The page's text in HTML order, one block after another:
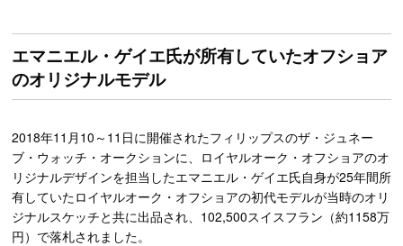
エマニエル・ゲイエ氏が所有していたオフショア
のオリジナルモデル
2018年11月10～11日に開催されたフィリップスのザ・ジュネー
ブ・ウォッチ・オークションに、ロイヤルオーク・オフショアのオ
リジナルデザインを担当したエマニエル・ゲイエ氏自身が25年間所
有していたロイヤルオーク・オフショアの初代モデルが当時のオリ
ジナルスケッチと共に出品され、102,500スイスフラン（約1158万
円）で落札されました。